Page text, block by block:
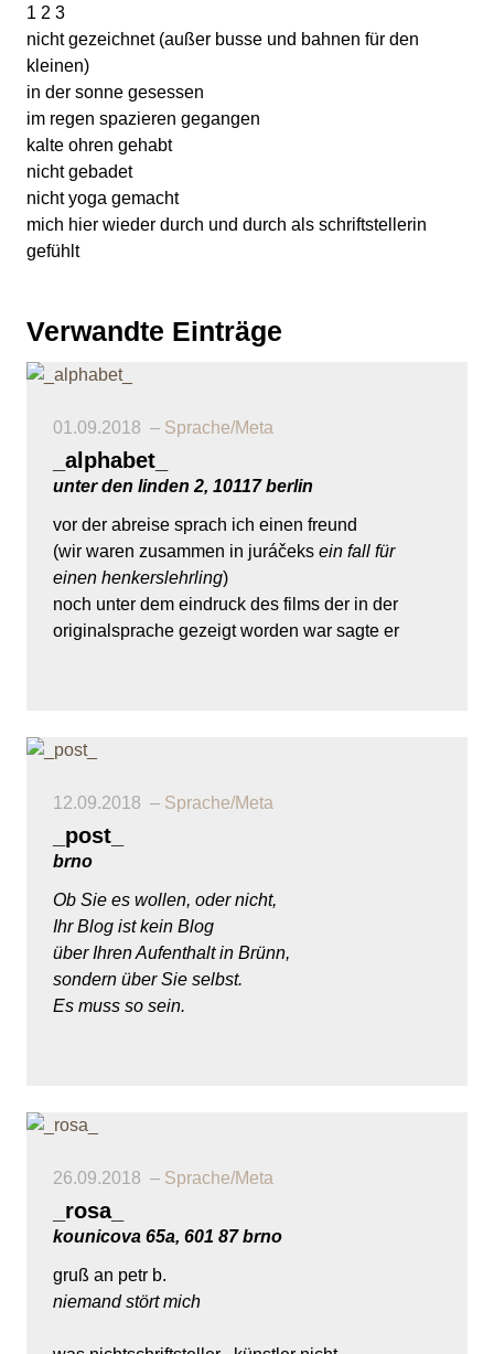
1 2 3
nicht gezeichnet (außer busse und bahnen für den
kleinen)
in der sonne gesessen
im regen spazieren gegangen
kalte ohren gehabt
nicht gebadet
nicht yoga gemacht
mich hier wieder durch und durch als schriftstellerin
gefühlt
Verwandte Einträge
01.09.2018 Sprache/Meta
_alphabet_
unter den linden 2, 10117 berlin
vor der abreise sprach ich einen freund
(wir waren zusammen in juráčeks ein fall für
einen henkerslehrling)
noch unter dem eindruck des films der in der
originalsprache gezeigt worden war sagte er
12.09.2018 Sprache/Meta
_post_
brno
Ob Sie es wollen, oder nicht,
Ihr Blog ist kein Blog
über Ihren Aufenthalt in Brünn,
sondern über Sie selbst.
Es muss so sein.
26.09.2018 Sprache/Meta
_rosa_
kounicova 65a, 601 87 brno
gruß an petr b.
niemand stört mich